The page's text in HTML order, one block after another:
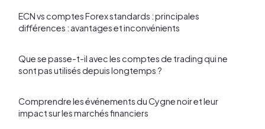
ECN vs comptes Forex standards : principales
différences : avantages et inconvénients
Que se passe-t-il avec les comptes de trading qui ne
sont pas utilisés depuis longtemps ?
Comprendre les événements du Cygne noir et leur
impact sur les marchés financiers